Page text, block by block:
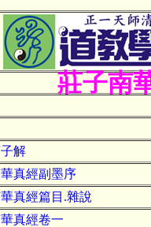
莊子南
解
真經副墨序
真經篇目.雜說
真經卷一